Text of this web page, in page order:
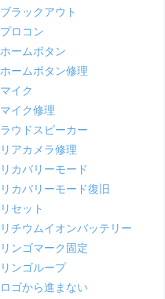
ブラックアウト
プロコン
ホームボタン
ホームボタン修理
マイク
マイク修理
ラウドスピーカー
リアカメラ修理
リカバリーモード
リカバリーモード復旧
リセット
リチウムイオンバッテリー
リンゴマーク固定
リンゴループ
ロゴから進まない